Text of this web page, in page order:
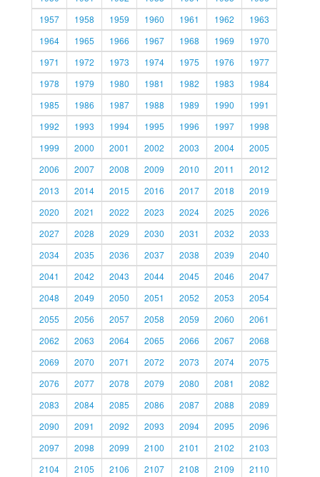
1957
1958 1959 1960 1961 1962
1963
1964
1965 1966 1967 1968 1969
1970
1971
1972 1973 1974 1975 1976
1977
1978
1979 1980 1981 1982 1983
1984
1985
1986 1987 1988 1989 1990
1991
1992
1993 1994 1995 1996 1997
1998
1999
2000 2001 2002 2003 2004
2005
2006
2007 2008 2009 2010 2011
2012
2013
2014 2015 2016 2017 2018
2019
2020
2021 2022 2023 2024 2025
2026
2027
2028 2029 2030 2031 2032
2033
2034
2035 2036 2037 2038 2039
2040
2041
2042 2043 2044 2045 2046
2047
2048
2049 2050 2051 2052 2053
2054
2055
2056 2057 2058 2059 2060
2061
2062
2063 2064 2065 2066 2067
2068
2069
2070 2071 2072 2073 2074
2075
2076
2077 2078 2079 2080 2081
2082
2083
2084 2085 2086 2087 2088
2089
2090
2091 2092 2093 2094 2095
2096
2097
2098 2099 2100 2101 2102
2103
2104
2105 2106 2107 2108 2109
2110